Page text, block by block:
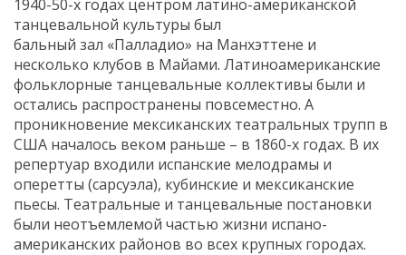
1940-50-х годах центром латино-американской
танцевальной культуры был
бальный зал «Палладио» на Манхэттене и
несколько клубов в Майами. Латиноамериканские
фольклорные танцевальные коллективы были и
остались распространены повсеместно. А
проникновение мексиканских театральных трупп в
США началось веком раньше – в 1860-х годах. В их
репертуар входили испанские мелодрамы и
оперетты (сарсуэла), кубинские и мексиканские
пьесы. Театральные и танцевальные постановки
были неотъемлемой частью жизни испано-
американских районов во всех крупных городах.